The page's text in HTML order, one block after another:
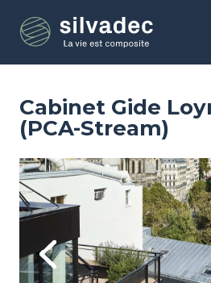
contenu
Cabinet Gide
(PCA-Stream)
Previous
Image